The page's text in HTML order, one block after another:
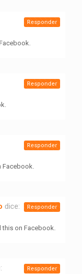
Responder
Responder
Facebook.
Responder
dice:
this on Facebook.
Responder
Responder